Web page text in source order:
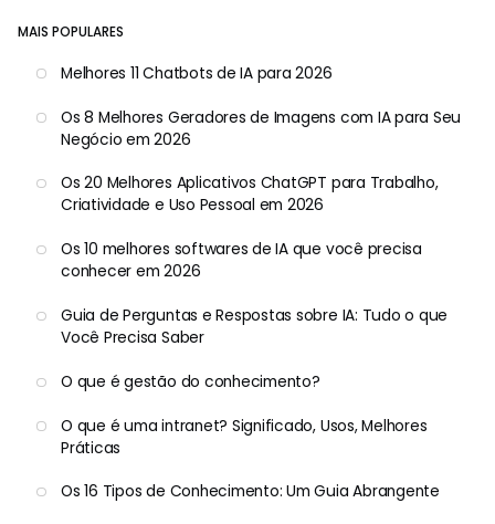
MAIS POPULARES
Melhores 11 Chatbots de IA para 2026
Os 8 Melhores Geradores de Imagens com IA para Seu
Negócio em 2026
Os 20 Melhores Aplicativos ChatGPT para Trabalho,
Criatividade e Uso Pessoal em 2026
Os 10 melhores softwares de IA que você precisa
conhecer em 2026
Guia de Perguntas e Respostas sobre IA: Tudo o que
Você Precisa Saber
O que é gestão do conhecimento?
O que é uma intranet? Significado, Usos, Melhores
Práticas
Os 16 Tipos de Conhecimento: Um Guia Abrangente